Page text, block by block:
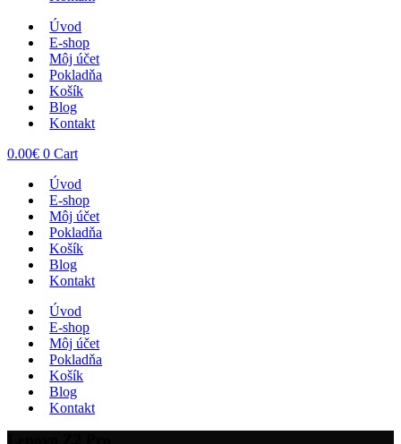
Úvod
E-shop
Môj účet
Pokladňa
Košík
Blog
Kontakt
0.00€ 0 Cart
Úvod
E-shop
Môj účet
Pokladňa
Košík
Blog
Kontakt
Úvod
E-shop
Môj účet
Pokladňa
Košík
Blog
Kontakt